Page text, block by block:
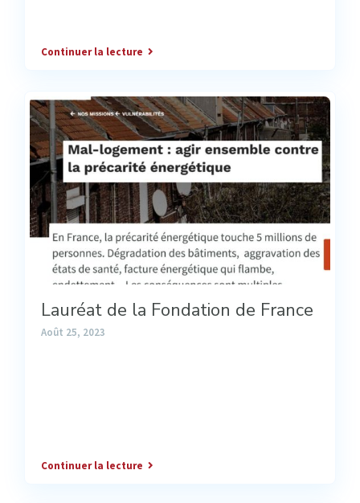
Continuer la lecture
Lauréat de la Fondation de France
Août 25, 2023
Continuer la lecture